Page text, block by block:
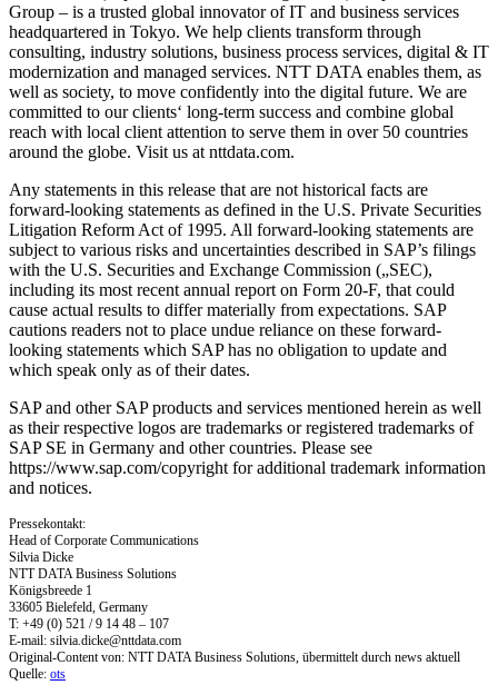
Group – is a trusted global innovator of IT and business services
headquartered in Tokyo. We help clients transform through
consulting, industry solutions, business process services, digital & IT
modernization and managed services. NTT DATA enables them, as
well as society, to move confidently into the digital future. We are
committed to our clients‘ long-term success and combine global
reach with local client attention to serve them in over 50 countries
around the globe. Visit us at nttdata.com.
Any statements in this release that are not historical facts are
forward-looking statements as defined in the U.S. Private Securities
Litigation Reform Act of 1995. All forward-looking statements are
subject to various risks and uncertainties described in SAP’s filings
with the U.S. Securities and Exchange Commission („SEC),
including its most recent annual report on Form 20-F, that could
cause actual results to differ materially from expectations. SAP
cautions readers not to place undue reliance on these forward-
looking statements which SAP has no obligation to update and
which speak only as of their dates.
SAP and other SAP products and services mentioned herein as well
as their respective logos are trademarks or registered trademarks of
SAP SE in Germany and other countries. Please see
https://www.sap.com/copyright for additional trademark information
and notices.
Pressekontakt:
Head of Corporate Communications
Silvia Dicke
NTT DATA Business Solutions
Königsbreede 1
33605 Bielefeld, Germany
T: +49 (0) 521 / 9 14 48 – 107
E-mail: silvia.dicke@nttdata.com
Original-Content von: NTT DATA Business Solutions, übermittelt durch news aktuell
Quelle: ots